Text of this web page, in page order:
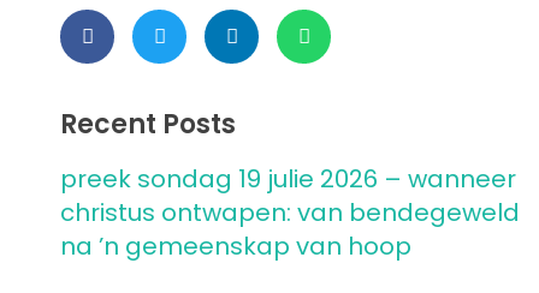
Recent Posts
preek sondag 19 julie 2026 – wanneer
christus ontwapen: van bendegeweld
na ’n gemeenskap van hoop